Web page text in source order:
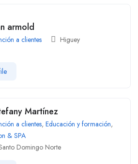
armold
a clientes Higuey
Martínez
a clientes, Educación y formación,
& SPA
Domingo Norte